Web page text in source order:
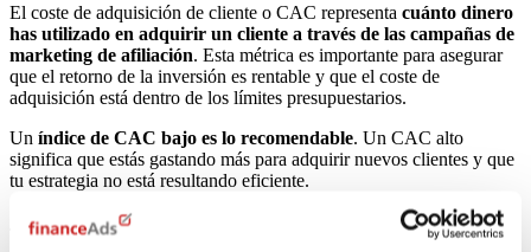
El coste de adquisición de cliente o CAC representa cuánto dinero
has utilizado en adquirir un cliente a través de las campañas de
marketing de afiliación. Esta métrica es importante para asegurar
que el retorno de la inversión es rentable y que el coste de
adquisición está dentro de los límites presupuestarios.
Un índice de CAC bajo es lo recomendable. Un CAC alto
significa que estás gastando más para adquirir nuevos clientes y que
tu estrategia no está resultando eficiente.
4. Valor de vida del cliente